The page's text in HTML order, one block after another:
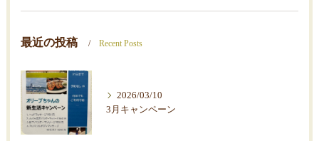
最近の投稿 Recent Posts
2026/03/10
3月キャンペーン